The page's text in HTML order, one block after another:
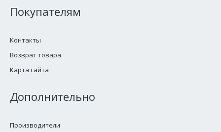
Покупателям
Контакты
Возврат товара
Карта сайта
Дополнительно
Производители